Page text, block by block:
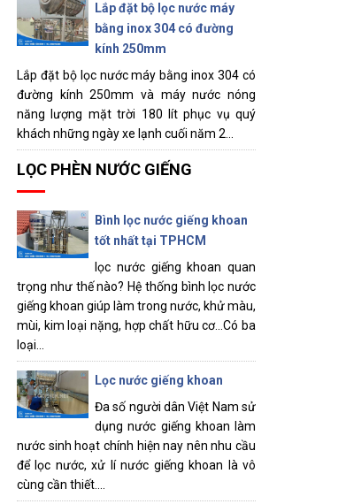
Lắp đặt bộ lọc nước máy
bằng inox 304 có đường
kính 250mm
Lắp đặt bộ lọc nước máy bằng inox 304 có
đường kính 250mm và máy nước nóng
năng lượng mặt trời 180 lít phục vụ quý
khách những ngày xe lạnh cuối năm 2...
LỌC PHÈN NƯỚC GIẾNG
Bình lọc nước giếng khoan
tốt nhất tại TPHCM
lọc nước giếng khoan quan
trọng như thế nào? Hệ thống bình lọc nước
giếng khoan giúp làm trong nước, khử màu,
mùi, kim loại nặng, hợp chất hữu cơ...Có ba
loại...
Lọc nước giếng khoan
Đa số người dân Việt Nam sử
dụng nước giếng khoan làm
nước sinh hoạt chính hiện nay nên nhu cầu
để lọc nước, xử lí nước giếng khoan là vô
cùng cần thiết....